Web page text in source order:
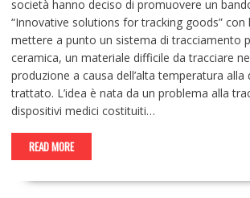
società hanno deciso di promuovere un
“Innovative solutions for tracking goods” con
mettere a punto un sistema di tracciamento
ceramica, un materiale difficile da tracciare
produzione a causa dell’alta temperatura alla
trattato. L’idea è nata da un problema alla
dispositivi medici costituiti…
READ MORE